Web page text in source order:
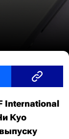
International
Куо